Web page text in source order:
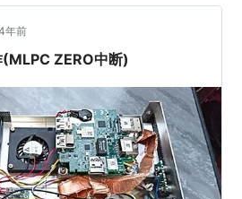
。 冷却FAN駆動用DC-DCコンバ
不具合は視認でき…
年前
ZERO中断)